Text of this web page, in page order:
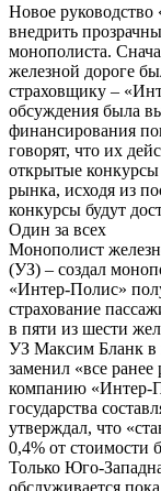
Новое
внедрить
монополиста.
железной дороге
страховщику –
обсуждения была
финансирования
говорят, что их
открытые
рынка, исходя из
конкурсы будут
Один за всех
Монополист
(УЗ) – создал
«Интер-Полис»
страхование
в пяти из шести
УЗ Максим Бланк в
заменил «все
компанию «Интер-
государства
утверждал, что
0,4% от стоимости
Только Юго-
обслуживается